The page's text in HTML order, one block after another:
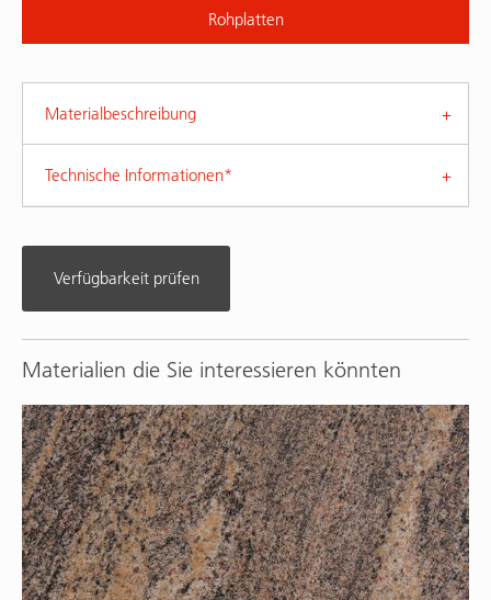
Rohplatten
Materialbeschreibung
Technische Informationen*
Verfügbarkeit prüfen
Materialien die Sie interessieren könnten